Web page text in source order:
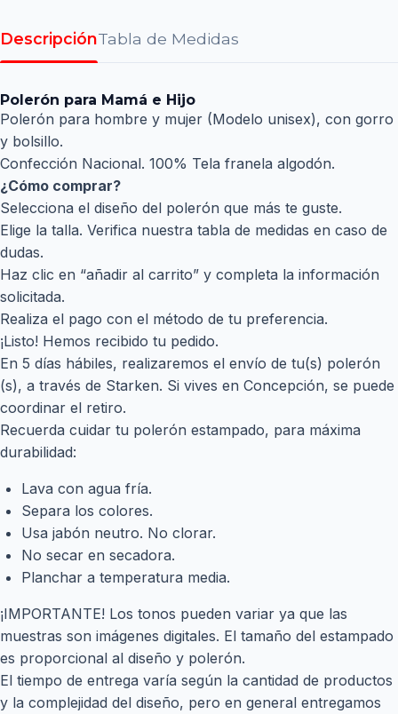
DescripciónTabla de Medidas
Polerón para Mamá e Hijo
Polerón para hombre y mujer (Modelo unisex), con gorro
y bolsillo.
Confección Nacional. 100% Tela franela algodón.
¿Cómo comprar?
Selecciona el diseño del polerón que más te guste.
Elige la talla. Verifica nuestra tabla de medidas en caso de
dudas.
Haz clic en “añadir al carrito” y completa la información
solicitada.
Realiza el pago con el método de tu preferencia.
¡Listo! Hemos recibido tu pedido.
En 5 días hábiles, realizaremos el envío de tu(s) polerón
(s), a través de Starken. Si vives en Concepción, se puede
coordinar el retiro.
Recuerda cuidar tu polerón estampado, para máxima
durabilidad:
Lava con agua fría.
Separa los colores.
Usa jabón neutro. No clorar.
No secar en secadora.
Planchar a temperatura media.
¡IMPORTANTE! Los tonos pueden variar ya que las
muestras son imágenes digitales. El tamaño del estampado
es proporcional al diseño y polerón.
El tiempo de entrega varía según la cantidad de productos
y la complejidad del diseño, pero en general entregamos